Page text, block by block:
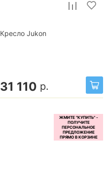
Кресло Jukon
31 110 р.